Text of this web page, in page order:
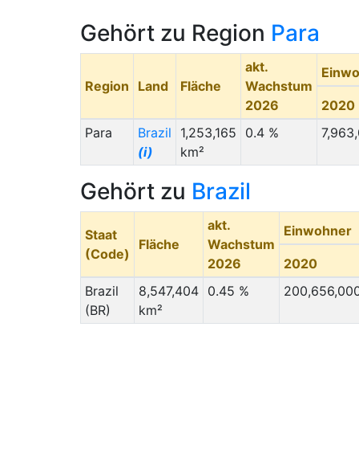
Gehört zu Region Para
Region Land Fläche
akt.
Wachstum
2026
2020
Para
Brazil
(i)
1,253,165
km²
0.4 %
Gehört zu Brazil
Staat
(Code)
Fläche
akt.
Wachstum
2026
Einwohner
2020
Brazil
(BR)
8,547,404
km²
0.45 %